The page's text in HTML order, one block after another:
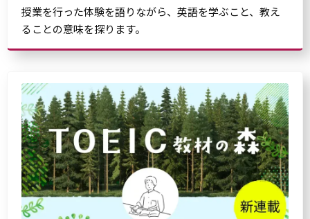
授業を行った体験を語りながら、英語を学ぶこと、教え
ることの意味を探ります。